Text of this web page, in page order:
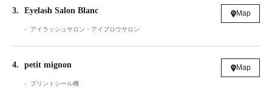
3 Eyelash Salon Blanc
アイラッシュサロン・アイブロウサロン
Map
4 petit mignon
プリントシール機
Map